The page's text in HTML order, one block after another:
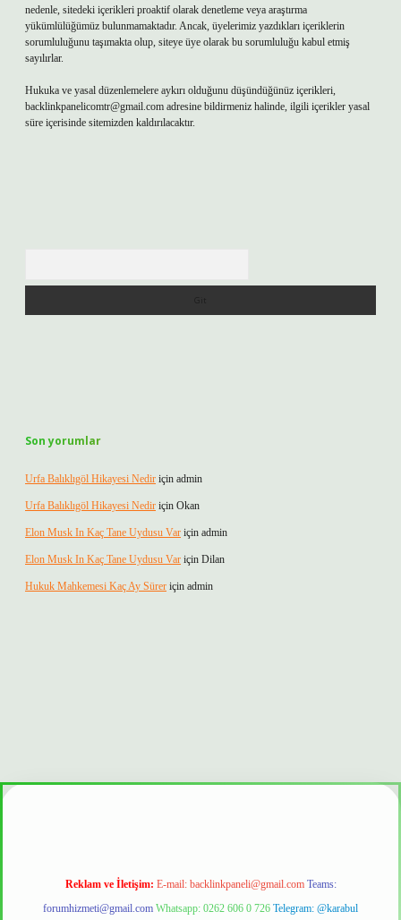
nedenle, sitedeki içerikleri proaktif olarak denetleme veya araştırma
yükümlülüğümüz bulunmamaktadır. Ancak, üyelerimiz yazdıkları içeriklerin
sorumluluğunu taşımakta olup, siteye üye olarak bu sorumluluğu kabul etmiş
sayılırlar.
Hukuka ve yasal düzenlemelere aykırı olduğunu düşündüğünüz içerikleri,
backlinkpanelicomtr@gmail.com adresine bildirmeniz halinde, ilgili içerikler yasal
süre içerisinde sitemizden kaldırılacaktır.
Son yorumlar
Urfa Balıklıgöl Hikayesi Nedir için admin
Urfa Balıklıgöl Hikayesi Nedir için Okan
Elon Musk In Kaç Tane Uydusu Var için admin
Elon Musk In Kaç Tane Uydusu Var için Dilan
Hukuk Mahkemesi Kaç Ay Sürer için admin
mi
Reklam ve İletişim: E-mail: backlinkpaneli@gmail.com Teams:
forumhizmeti@gmail.com Whatsapp: 0262 606 0 726 Telegram: @karabul